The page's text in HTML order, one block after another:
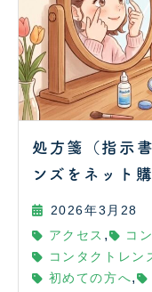
処方箋（指示
ンズをネット
2026年3月28
アクセス , コ
コンタクトレン
初めての方へ,